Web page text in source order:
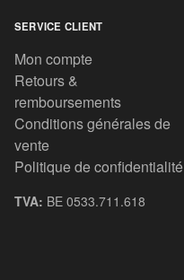
SERVICE CLIENT
Mon compte
Retours &
remboursements
Conditions générales de
vente
Politique de confidentialité
TVA: BE 0533.711.618